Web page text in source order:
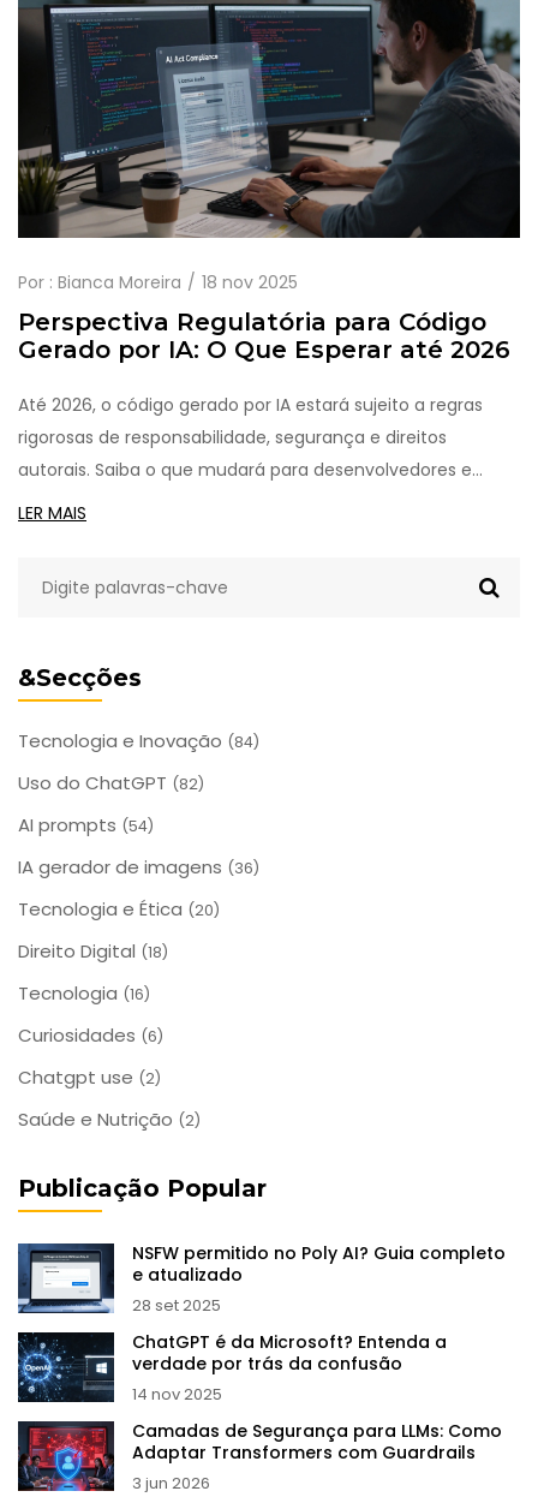
&Secções
Tecnologia e Inovação (84)
Uso do ChatGPT (82)
AI prompts (54)
IA gerador de imagens (36)
Tecnologia e Ética (20)
Direito Digital (18)
Tecnologia (16)
Curiosidades (6)
Chatgpt use (2)
Saúde e Nutrição (2)
Publicação Popular
NSFW permitido no Poly AI? Guia completo
e atualizado
28 set 2025
ChatGPT é da Microsoft? Entenda a
verdade por trás da confusão
14 nov 2025
Camadas de Segurança para LLMs: Como
Adaptar Transformers com Guardrails
3 jun 2026
Por : Bianca Moreira 18 nov 2025
Perspectiva Regulatória para Código
Gerado por IA: O Que Esperar até 2026
Até 2026, o código gerado por IA estará sujeito a regras
rigorosas de responsabilidade, segurança e direitos
autorais. Saiba o que mudará para desenvolvedores e
empresas, e como se preparar antes que a lei exija.
LER MAIS